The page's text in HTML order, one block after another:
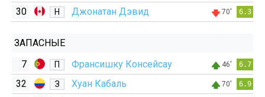
30 Н Джонатан Дэвид 70' 6.3
ЗАПАСНЫЕ
7
П Франсишку Консейсау 46' 6.7
32 З Хуан Кабаль 70' 6.9